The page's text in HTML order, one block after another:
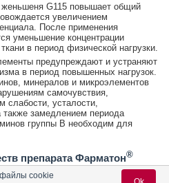
женьшеня G115 повышает общий
увеличением
После применения
уменьшение концентрации
в период физической нагрузки.
предупреждают и устраняют
в период повышенных нагрузок.
минералов и микроэлементов
самочувствия,
усталости,
также замедлением периода
группы В необходим для
препарата Фарматон®
cookie